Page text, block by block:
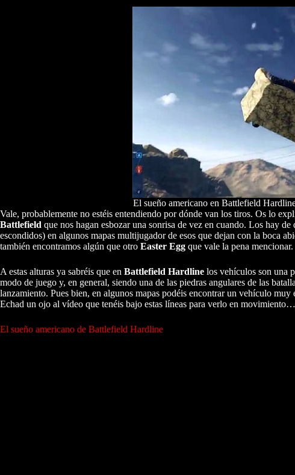
El sueño americano en Battlefield
Vale, probablemente no estéis entendiendo por dónde van los tiros. Os lo
Battlefield que nos hagan esbozar una sonrisa de vez en cuando. Los hay
escondidos) en algunos mapas multijugador de esos que dejan con la boca
también encontramos algún que otro Easter Egg que vale la pena mencionar.
A estas alturas ya sabréis que en Battlefield Hardline los vehículos son una
modo de juego y, en general, siendo una de las piedras angulares de las
lanzamiento. Pues bien, en algunos mapas podéis encontrar un vehículo
Echad un ojo al vídeo que tenéis bajo estas líneas para verlo en
El sueño americano de Battlefield Hardline